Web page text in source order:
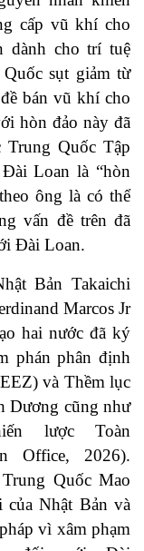
cấp vũ khí cho
dành cho trí tuệ
sụt giảm từ
bán vũ khí cho
hòn đảo này đã
Quốc Tập
Loan là “hòn
ông là có thể
vấn đề trên đã
Đài Loan.
Bản Takaichi
Marcos Jr
hai nước đã ký
phán phân định
và Thềm lục
Dương cũng như
lược Toàn
Office, 2026).
Quốc Mao
Nhật Bản và
vì xâm phạm